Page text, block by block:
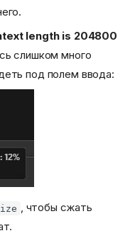
length is 204800
слишком много
под полем ввода:
, чтобы сжать